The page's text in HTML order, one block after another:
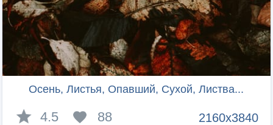
Осень, Листья, Опавший, Сухой, Листва...
2160x3840
4.5 88